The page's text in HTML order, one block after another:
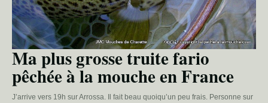
Ma plus grosse truite fario
pêchée à la mouche en France
J’arrive vers 19h sur Arrossa. Il fait beau quoiqu’un peu frais. Personne sur